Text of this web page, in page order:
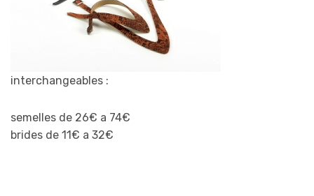
interchangeables :
semelles de 26€ a 74€
brides de 11€ a 32€